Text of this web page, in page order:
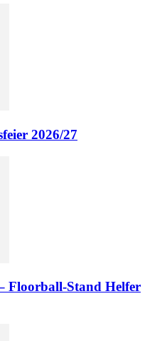
2026/27
Floorball-Stand Helfer